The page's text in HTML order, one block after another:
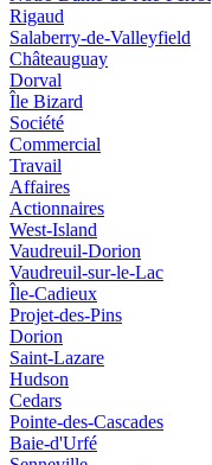
Rigaud
Salaberry-de-Valleyfield
Châteauguay
Dorval
Île Bizard
Société
Commercial
Travail
Affaires
Actionnaires
West-Island
Vaudreuil-Dorion
Vaudreuil-sur-le-Lac
Île-Cadieux
Projet-des-Pins
Dorion
Saint-Lazare
Hudson
Cedars
Pointe-des-Cascades
Baie-d'Urfé